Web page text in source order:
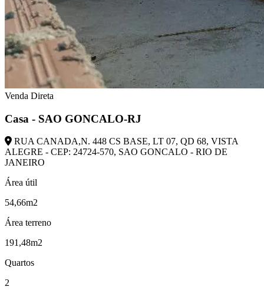
Venda Direta
Casa - SAO GONCALO-RJ
RUA CANADA,N. 448 CS BASE, LT 07, QD 68, VISTA
ALEGRE - CEP: 24724-570, SAO GONCALO - RIO DE
JANEIRO
Área útil
54,66m2
Área terreno
191,48m2
Quartos
2